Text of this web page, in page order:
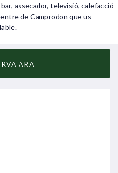
assecador, televisió, calefacció
de Camprodon que us
ARA